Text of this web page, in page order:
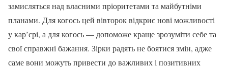
замисляться над власними пріоритетами та майбутніми
планами. Для когось цей вівторок відкриє нові можливості
у кар’єрі, а для когось — допоможе краще зрозуміти себе та
свої справжні бажання. Зірки радять не боятися змін, адже
саме вони можуть привести до важливих і позитивних